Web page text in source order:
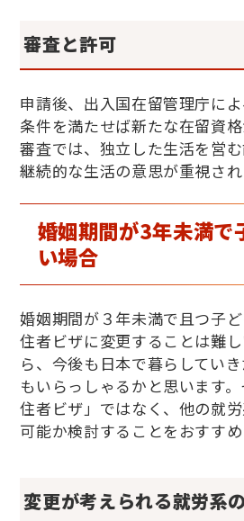
審査と許可
申請後、出入国在留管理庁によ
条件を満たせば新たな在留資格
審査では、独立した生活を営
継続的な生活の意思が重視され
婚姻期間が3年未満で
い場合
婚姻期間が３年未満で且つ子
住者ビザに変更することは難
ら、今後も日本で暮らしてい
もいらっしゃるかと思います
住者ビザ」ではなく、他の就
可能か検討することをおすすめ
変更が考えられる就労系